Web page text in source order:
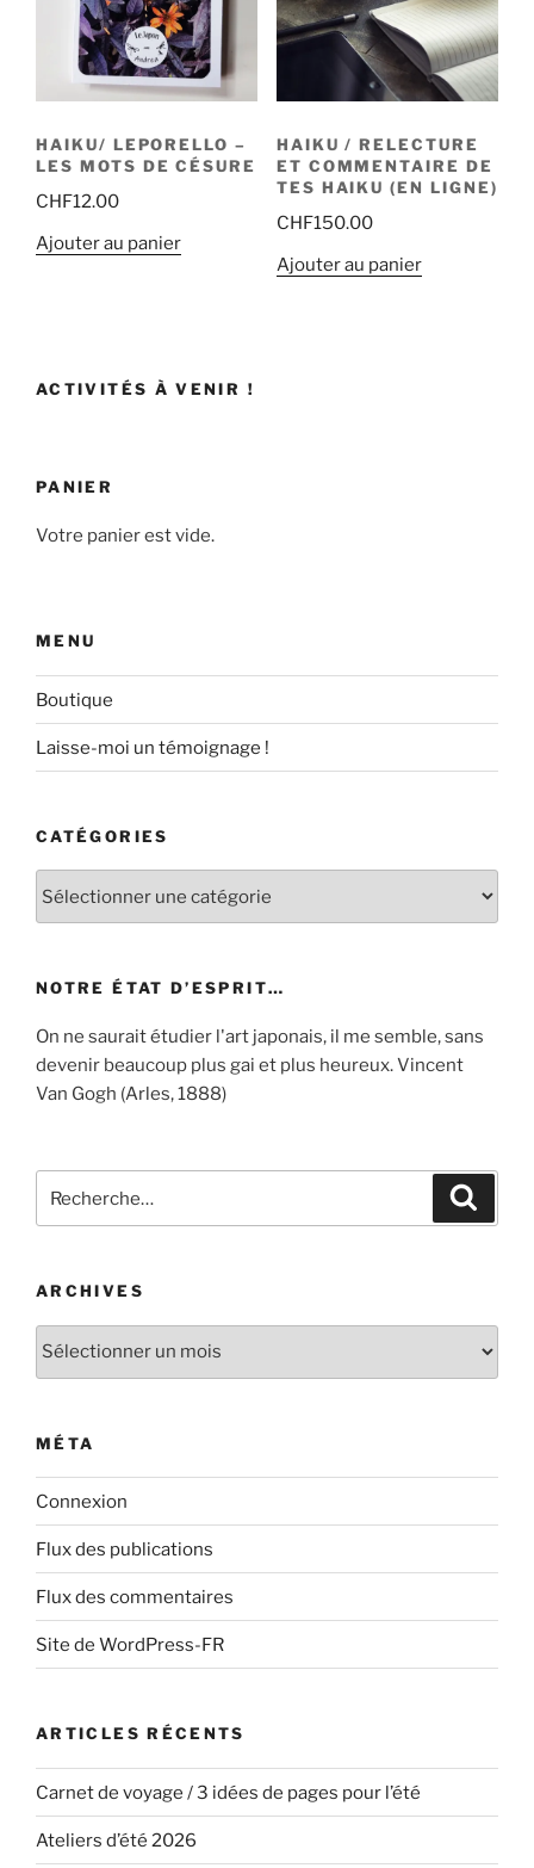
HAIKU/ LEPORELLO –
LES MOTS DE CÉSURE
CHF12.00
Ajouter au panier
HAIKU / RELECTURE
ET COMMENTAIRE DE
TES HAIKU (EN LIGNE)
CHF150.00
Ajouter au panier
ACTIVITÉS À VENIR !
PANIER
Votre panier est vide.
MENU
Boutique
Laisse-moi un témoignage !
CATÉGORIES
NOTRE ÉTAT D’ESPRIT…
On ne saurait étudier l'art japonais, il me semble, sans
devenir beaucoup plus gai et plus heureux. Vincent
Van Gogh (Arles, 1888)
pour
ARCHIVES
Archives
MÉTA
Connexion
Flux des publications
Flux des commentaires
Site de WordPress-FR
ARTICLES RÉCENTS
Carnet de voyage / 3 idées de pages pour l’été
Ateliers d’été 2026